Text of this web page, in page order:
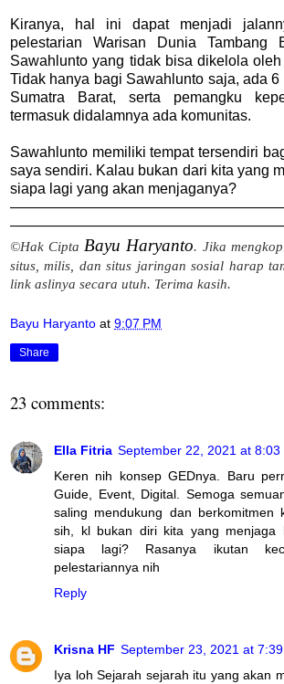
Kiranya, hal ini dapat menjadi
pelestarian Warisan Dunia Tambang
Sawahlunto yang tidak bisa dikelola
Tidak hanya bagi Sawahlunto saja, ada 6
Sumatra Barat, serta pemangku
termasuk didalamnya ada komunitas.
Sawahlunto memiliki tempat tersendiri
saya sendiri. Kalau bukan dari kita yang
siapa lagi yang akan menjaganya?
©Hak CiptaBayu Haryanto. Jika
situs, milis, dan situs jaringan sosial harap
link aslinya secara utuh. Terima kasih.
Bayu Haryanto at 9:07 PM
Share
23 comments:
Ella Fitria September 22, 2021 at 8:03
Keren nih konsep GEDnya. Baru
Guide, Event, Digital. Semoga
saling mendukung dan berkomitmen
sih, kl bukan diri kita yang menjaga
siapa lagi? Rasanya ikutan
pelestariannya nih
Reply
Krisna HF September 23, 2021 at 7:39
Iya loh Sejarah sejarah itu yang akan